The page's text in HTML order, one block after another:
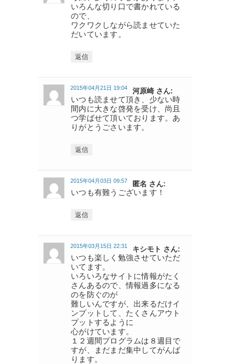
いろんな切り口で書かれている
ので、
ワクワクしながら読ませていた
だいています。
返信
河原崎 さん:
2015年04月21日 19:04
いつも読ませて頂き、少ない時
間内に大きな啓発を受け、尚且
つ学ばせて頂いております。あ
りがとうごさいます。
返信
匿名 さん:
2015年04月03日 09:57
いつも有難うございます！
返信
キシモト さん:
2015年03月15日 22:31
いつも楽しく勉強させていただ
いてます。
いろいろなサイトに情報がたく
さんあるので、情報過多になる
のを防ぐのが
難しいんですが、出来るだけイ
ンプットして、たくさんアウト
プットするように
心がけています。
１２週間プログラムは８週目で
すが、まだまだ集中してがんば
ります。